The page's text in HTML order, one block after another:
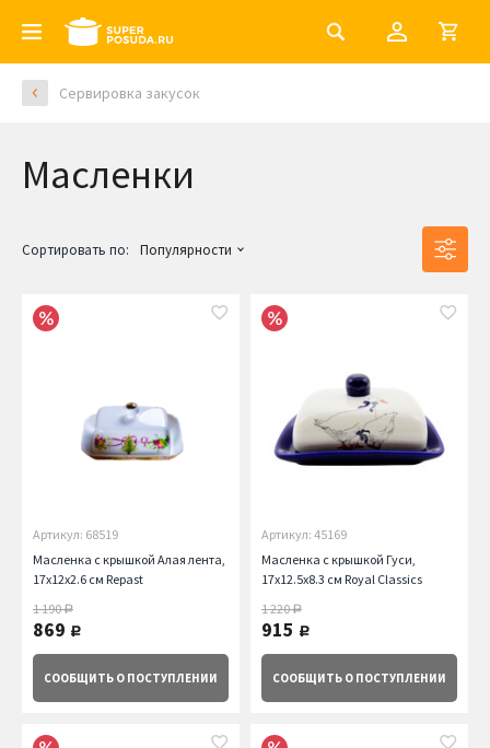
Сервировка закусок
Масленки
Сортировать по: Популярности
Артикул: 68519
Масленка с крышкой Алая лента,
17х12х2.6 см Repast
1 190руб.
869 руб.
СООБЩИТЬ О ПОСТУПЛЕНИИ
Артикул: 45169
Масленка с крышкой Гуси,
17х12.5х8.3 см Royal Classics
1 220руб.
915 руб.
СООБЩИТЬ О ПОСТУПЛЕНИИ